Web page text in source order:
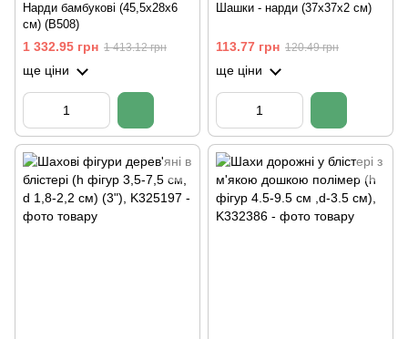
Нарди бамбукові (45,5х28х6
см) (B508)
1 332.95 грн 1 413.12 грн
ще ціни
Шашки - нарди (37х37х2 см)
113.77 грн 120.49 грн
ще ціни